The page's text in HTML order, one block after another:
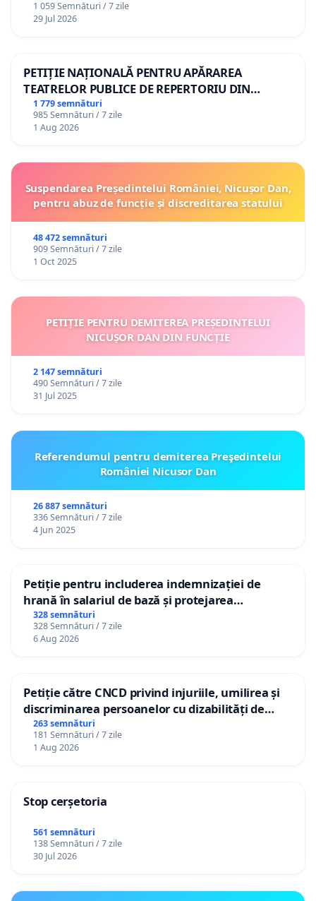
1 059 Semnături / 7 zile
29 Jul 2026
PETIȚIE NAȚIONALĂ PENTRU APĂRAREA
TEATRELOR PUBLICE DE REPERTORIU DIN
ROMÂNIA
1 779 semnături
985 Semnături / 7 zile
1 Aug 2026
Suspendarea Președintelui României, Nicușor Dan,
pentru abuz de funcție și discreditarea statului
48 472 semnături
909 Semnături / 7 zile
1 Oct 2025
PETIȚIE PENTRU DEMITEREA PREȘEDINTELUI
NICUȘOR DAN DIN FUNCȚIE
2 147 semnături
490 Semnături / 7 zile
31 Jul 2025
Referendumul pentru demiterea Preşedintelui
României Nicusor Dan
26 887 semnături
336 Semnături / 7 zile
4 Jun 2025
Petiție pentru includerea indemnizației de
hrană în salariul de bază și protejarea
gradațiilor de vechime pentru asistenții
personali
328 semnături
328 Semnături / 7 zile
6 Aug 2026
Petiție către CNCD privind injuriile, umilirea și
discriminarea persoanelor cu dizabilități de
către utilizatorul TikTok „Gorici”
263 semnături
181 Semnături / 7 zile
1 Aug 2026
Stop cerșetoria
561 semnături
138 Semnături / 7 zile
30 Jul 2026